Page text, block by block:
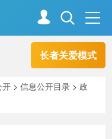
长者关爱模式
走进资阳
开 >信息公开目录 >政